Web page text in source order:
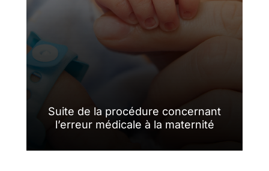
Suite de la procédure concernant
l’erreur médicale à la maternité